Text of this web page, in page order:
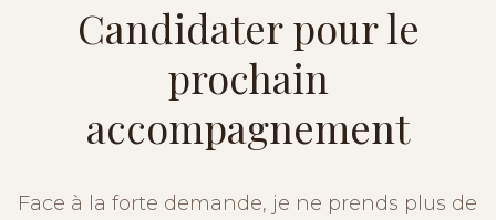
Candidater pour le
prochain
accompagnement
Face à la forte demande, je ne prends plus de